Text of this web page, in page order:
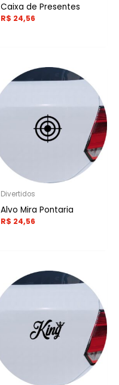
Caixa de Presentes
R$ 24,56
Divertidos
Alvo Mira Pontaria
R$ 24,56